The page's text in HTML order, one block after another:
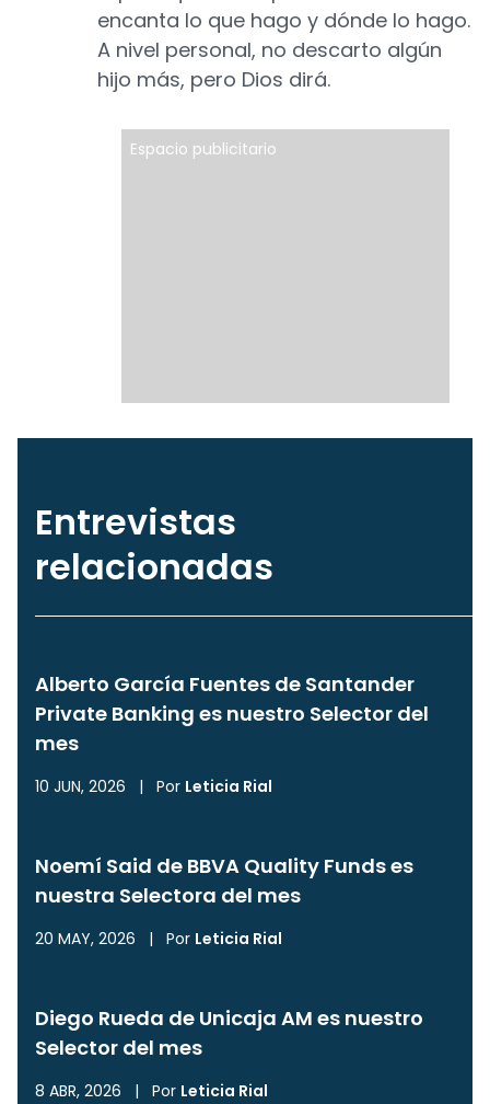
encanta lo que hago y dónde lo hago.
A nivel personal, no descarto algún
hijo más, pero Dios dirá.
Espacio publicitario
Entrevistas
relacionadas
Alberto García Fuentes de Santander
Private Banking es nuestro Selector del
mes
10 JUN, 2026 | Por Leticia Rial
Noemí Said de BBVA Quality Funds es
nuestra Selectora del mes
20 MAY, 2026 | Por Leticia Rial
Diego Rueda de Unicaja AM es nuestro
Selector del mes
8 ABR, 2026 | Por Leticia Rial